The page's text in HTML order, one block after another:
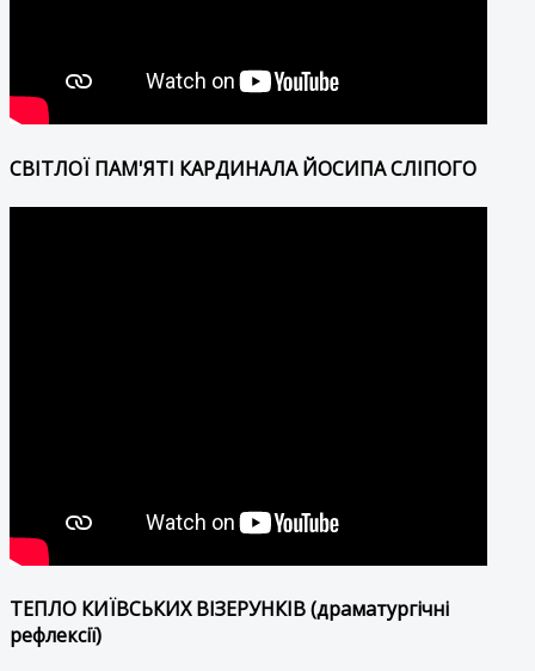
СВІТЛОЇ ПАМ'ЯТІ КАРДИНАЛА ЙОСИПА СЛІПОГО
ТЕПЛО КИЇВСЬКИХ ВІЗЕРУНКІВ (драматургічні
рефлексії)